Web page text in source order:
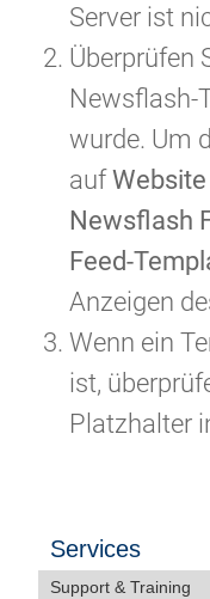
Server ist
Überprüfen
Newsflash-
wurde. Um
aufWebsite
Newsflash
Feed-
Anzeigen
Wenn ein
ist,
Platzhalter
Services
Support & Training